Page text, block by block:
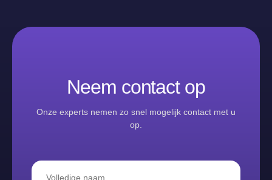
Neem contact op
Onze experts nemen zo snel mogelijk contact met u
op.